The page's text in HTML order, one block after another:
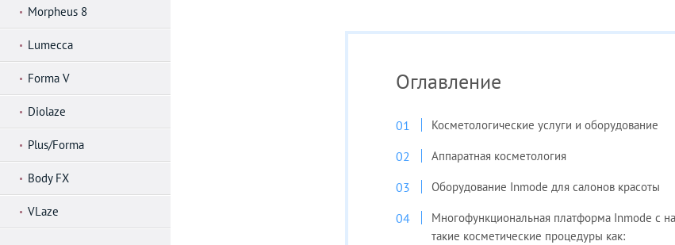
Morpheus 8
Lumecca
Forma V
Diolaze
Plus/Forma
Body FX
VLaze
Оглавление
Косметологические услуги и оборудование
Аппаратная косметология
Оборудование Inmode для салонов красоты
Многофункциональная платформа Inmode с
такие косметические процедуры как: